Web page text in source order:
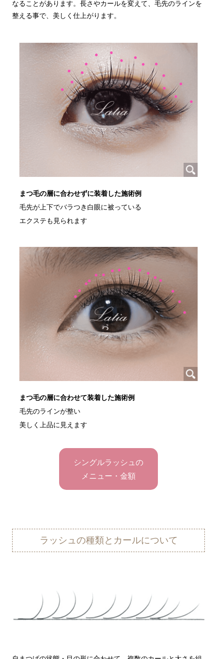
なることがあります。長さやカールを変えて、毛先のラインを
整える事で、美しく仕上がります。
まつ毛の層に合わせずに装着した施術例
毛先が上下でバラつき白眼に被っている
エクステも見られます
まつ毛の層に合わせて装着した施術例
毛先のラインが整い
美しく上品に見えます
シングルラッシュの
メニュー・金額
ラッシュの種類とカールについて